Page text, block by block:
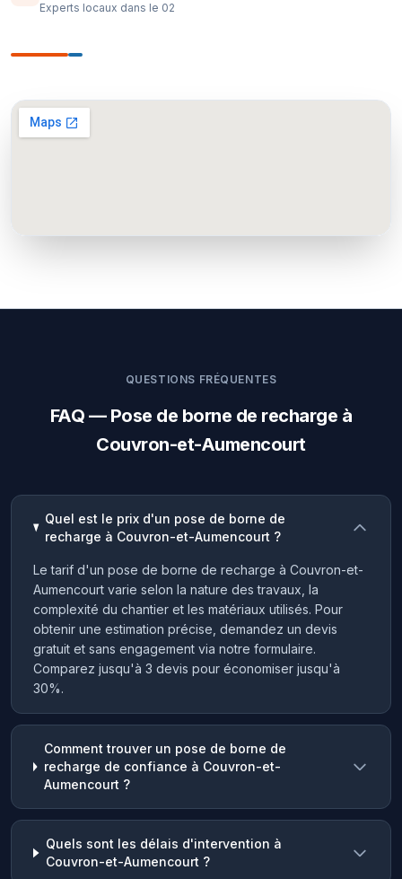
Experts locaux dans le 02
QUESTIONS FRÉQUENTES
FAQ — Pose de borne de recharge à
Couvron-et-Aumencourt
Quel est le prix d'un pose de borne de
recharge à Couvron-et-Aumencourt ?
Le tarif d'un pose de borne de recharge à Couvron-et-
Aumencourt varie selon la nature des travaux, la
complexité du chantier et les matériaux utilisés. Pour
obtenir une estimation précise, demandez un devis
gratuit et sans engagement via notre formulaire.
Comparez jusqu'à 3 devis pour économiser jusqu'à
30%.
Comment trouver un pose de borne de
recharge de confiance à Couvron-et-
Aumencourt ?
Quels sont les délais d'intervention à
Couvron-et-Aumencourt ?